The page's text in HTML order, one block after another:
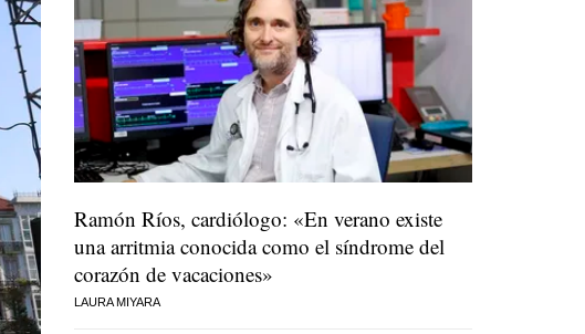
Ramón Ríos, cardiólogo: «En verano existe
una arritmia conocida como el síndrome del
corazón de vacaciones»
LAURA MIYARA